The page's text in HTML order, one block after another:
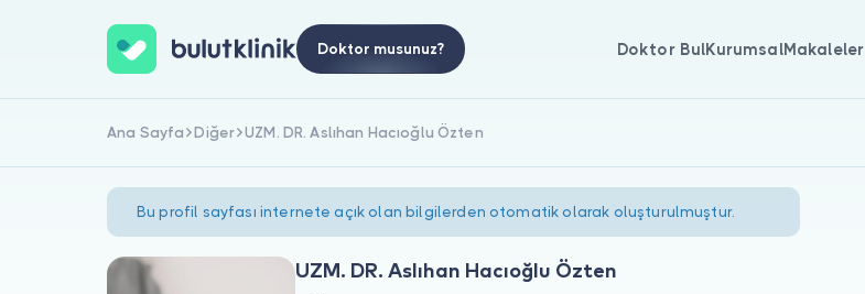
Doktor musunuz? Doktor BulKurumsalMakaleler
Ana Sayfa Diğer UZM. DR. Aslıhan Hacıoğlu Özten
Bu profil sayfası internete açık olan bilgilerden otomatik olarak oluşturulmuştur.
UZM. DR. Aslıhan Hacıoğlu Özten